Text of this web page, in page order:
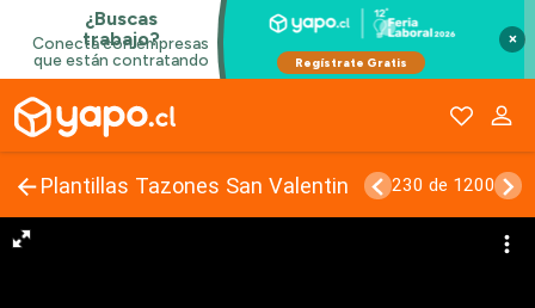
×
Plantillas Tazones San Valentin 230 de 1200